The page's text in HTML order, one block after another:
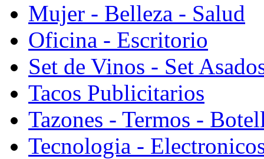
Mujer - Belleza - Salud
Oficina - Escritorio
Set de Vinos - Set
Tacos Publicitarios
Tazones - Termos -
Tecnologia -